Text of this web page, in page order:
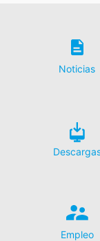
Noticias
Empleo
Tiene derecho
se le
técnicamente
Información,
información
personales